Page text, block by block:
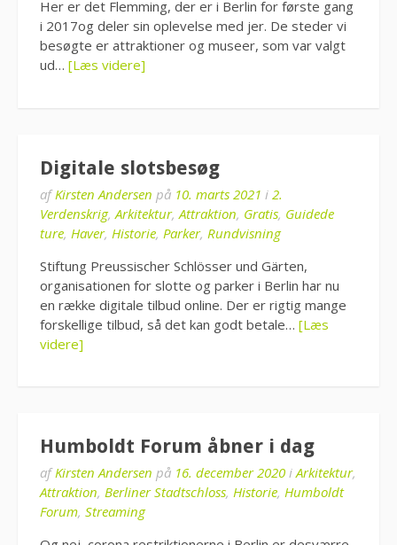
Her er det Flemming, der er i Berlin for første gang
i 2017og deler sin oplevelse med jer. De steder vi
besøgte er attraktioner og museer, som var valgt
ud… [Læs videre]
Digitale slotsbesøg
afKirsten Andersen på 10. marts 2021 i 2.
Verdenskrig, Arkitektur, Attraktion, Gratis, Guidede
ture, Haver, Historie, Parker, Rundvisning
Stiftung Preussischer Schlösser und Gärten,
organisationen for slotte og parker i Berlin har nu
en række digitale tilbud online. Der er rigtig mange
forskellige tilbud, så det kan godt betale… [Læs
videre]
Humboldt Forum åbner i dag
afKirsten Andersen på 16. december 2020 iArkitektur,
Attraktion, Berliner Stadtschloss, Historie, Humboldt
Forum, Streaming